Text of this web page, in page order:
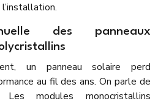
des panneaux
un panneau solaire perd
au fil des ans. On parle de
modules monocristallins